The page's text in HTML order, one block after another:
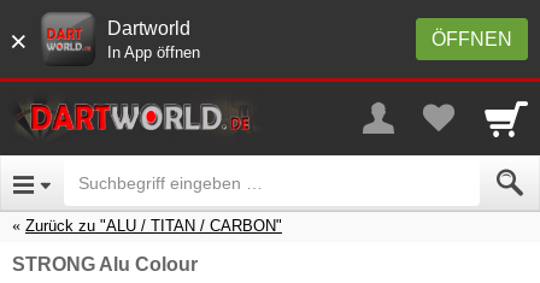
× ÖFFNEN
Dartworld
In App öffnen
Zurück zu "ALU / TITAN / CARBON"
STRONG Alu Colour